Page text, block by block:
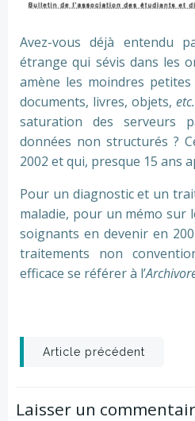
Avez-vous déjà entendu
étrange qui sévis dans les
amène les moindres
documents, livres, objets, etc.
saturation des serveurs
données non structurés ?
2002 et qui, presque 15 ans
Pour un diagnostic et un
maladie, pour un mémo sur
soignants en devenir en
traitements non
efficace se référer à l’
Post
navigation
Article précédent
Laisser un